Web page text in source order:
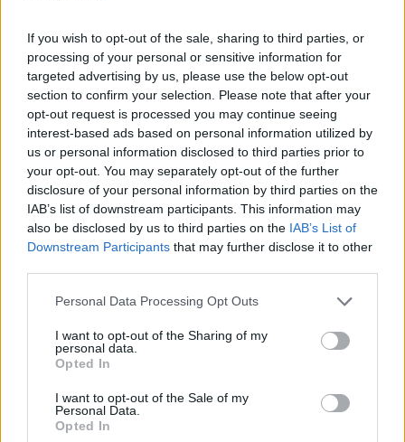
If you wish to opt-out of the sale, sharing to third parties, or
processing of your personal or sensitive information for
targeted advertising by us, please use the below opt-out
section to confirm your selection. Please note that after your
opt-out request is processed you may continue seeing
interest-based ads based on personal information utilized by
us or personal information disclosed to third parties prior to
your opt-out. You may separately opt-out of the further
disclosure of your personal information by third parties on the
IAB’s list of downstream participants. This information may
also be disclosed by us to third parties on the IAB’s List of
Downstream Participants that may further disclose it to other
Please note that this website/app uses one or more Google
not limited to your visit or usage behaviour. You may click to
grant or deny consent to Google and its third-party tags to
use your data for below specified purposes in below Google
consent section.
Personal Data Processing Opt Outs
I want to opt-out of the Sharing of my
personal data.
Opted In
I want to opt-out of the Sale of my
Personal Data.
Opted In
2026.08.05. szol24.hu
Jászberény, indul a Csángó Fesztivál
Ismét a Kárpát-medencei folklór és a hagyományőrzés
központjává válik Jászberény, ma indul a XXXIV. Csángó
Fesztivált....
JNSZ megyei hírek